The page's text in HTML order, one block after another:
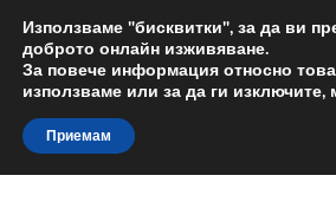
ДОСТАВКА от
Доставка по
Skip
to
navigation
Skip
to
content
Използваме "бисквитки", за да ви
доброто онлайн изживяване.
За повече информация относно
използваме или за да ги изключите,
Приемам